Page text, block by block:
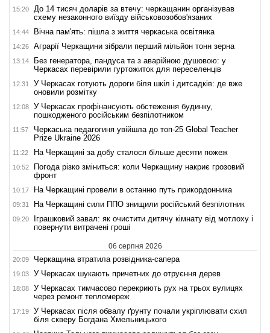
15:20
До 14 тисяч доларів за втечу: черкащанин організував
схему незаконного виїзду військовозобов'язаних
14:44 Вічна пам'ять: пішла з життя черкаська освітянка
14:26 Аграрії Черкащини зібрали перший мільйон тонн зерна
13:14
Без генератора, пандуса та з аварійною душовою: у
Черкасах перевірили гуртожиток для переселенців
12:31
У Черкасах готують дороги біля шкіл і дитсадків: де вже
оновили розмітку
12:08
У Черкасах профінансують обстеження будинку,
пошкодженого російським безпілотником
11:57
Черкаська педагогиня увійшла до топ-25 Global Teacher
Prize Ukraine 2026
11:22 На Черкащині за добу сталося більше десяти пожеж
10:52
Погода різко зміниться: коли Черкащину накриє грозовий
фронт
10:17 На Черкащині провели в останню путь прикордонника
09:31 На Черкащині сили ППО знищили російський безпілотник
09:20
Іграшковий завал: як очистити дитячу кімнату від мотлоху і
повернути витрачені гроші
06 серпня 2026
20:09 Черкащина втратила розвідника-сапера
19:03 У Черкасах шукають причетних до отруєння дерев
18:08
У Черкасах тимчасово перекриють рух на трьох вулицях
через ремонт тепломереж
17:19
У Черкасах після обвалу ґрунту почали укріплювати схил
біля скверу Богдана Хмельницького